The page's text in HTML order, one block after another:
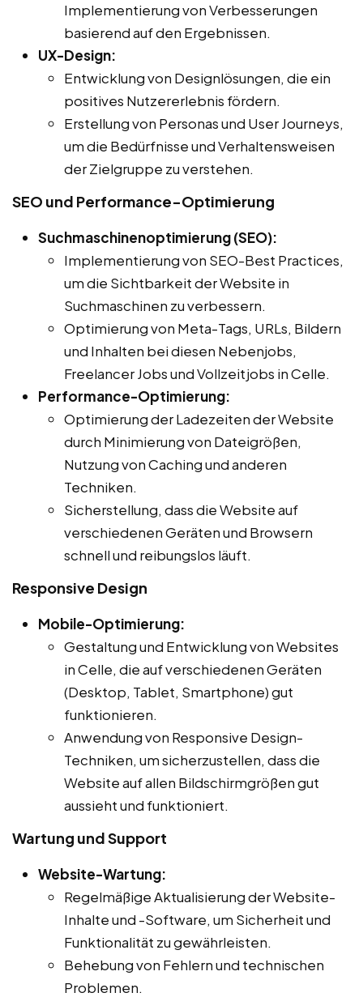
Implementierung von Verbesserungen
basierend auf den Ergebnissen.
UX-Design:
Entwicklung von Designlösungen, die ein
positives Nutzererlebnis fördern.
Erstellung von Personas und User Journeys,
um die Bedürfnisse und Verhaltensweisen
der Zielgruppe zu verstehen.
SEO und Performance-Optimierung
Suchmaschinenoptimierung (SEO):
Implementierung von SEO-Best Practices,
um die Sichtbarkeit der Website in
Suchmaschinen zu verbessern.
Optimierung von Meta-Tags, URLs, Bildern
und Inhalten bei diesen Nebenjobs,
Freelancer Jobs und Vollzeitjobs in Celle.
Performance-Optimierung:
Optimierung der Ladezeiten der Website
durch Minimierung von Dateigrößen,
Nutzung von Caching und anderen
Techniken.
Sicherstellung, dass die Website auf
verschiedenen Geräten und Browsern
schnell und reibungslos läuft.
Responsive Design
Mobile-Optimierung:
Gestaltung und Entwicklung von Websites
in Celle, die auf verschiedenen Geräten
(Desktop, Tablet, Smartphone) gut
funktionieren.
Anwendung von Responsive Design-
Techniken, um sicherzustellen, dass die
Website auf allen Bildschirmgrößen gut
aussieht und funktioniert.
Wartung und Support
Website-Wartung:
Regelmäßige Aktualisierung der Website-
Inhalte und -Software, um Sicherheit und
Funktionalität zu gewährleisten.
Behebung von Fehlern und technischen
Problemen.